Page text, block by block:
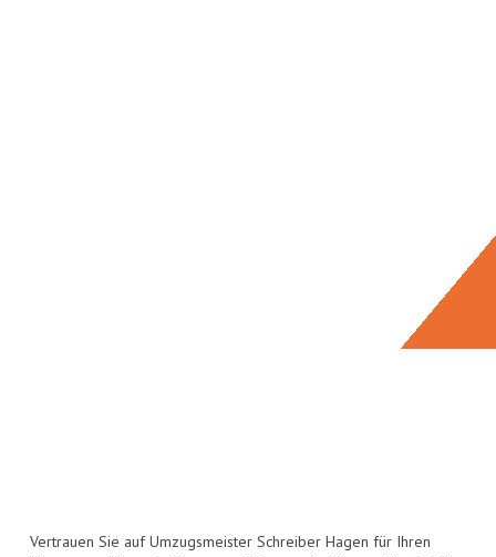
Vertrauen Sie auf Umzugsmeister Schreiber Hagen für Ihren